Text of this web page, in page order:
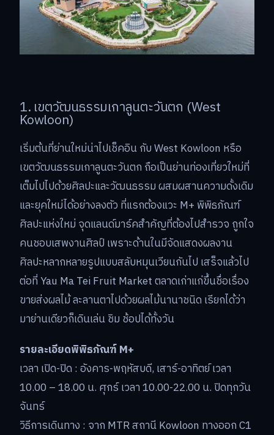
1. เขตวัฒนธรรมเกาลูนตะวันตก (West
Kowloon)
เริ่มต้นที่ย่านใหม่น่าไปเช็คอิน กับ West Kowloon หรือ
เขตวัฒนธรรมเกาลูนตะวันตก ถือเป็นย่านท่องเที่ยวใหม่ที่
เต็มไปไปด้วยศิลปะและวัฒนธรรม ผสมผสานความดั้งเดิม
และยุคใหม่ได้อย่างลงตัว ที่แรกต้องแวะ M+ พิพิธภัณฑ์
ศิลปะแห่งใหม่ จุดแลนด์มาร์คสำคัญที่ต้องไปสำรวจ ถูกใจ
คนชอบเสพงานศิลป์ เพราะด้านในมีจัดแสดงผลงาน
ศิลปะหลากหลายรูปแบบสลับหมุนเวียนกันไป เสร็จแล้วไป
ต่อที่ Yau Ma Tei Fruit Market ตลาดเก่าแก่ขึ้นชื่อเรื่อง
ขายส่งผลไม้ ละลานตาไปด้วยผลไม้นานาชนิด เรียกได้ว่า
มาย่านเดียวก็เดินเล่น ชิม ช้อปได้ทั้งวัน
รายละเอียดพิพิธภัณฑ์ M+
เวลา เปิด-ปิด : อังคาร-พฤหัสบดี, เสาร์-อาทิตย์ เวลา
10.00 – 18.00 น. ศุกร์ เวลา 10.00-22.00 น. ปิดทุกวัน
จันทร์
วิธีการเดินทาง : จาก MTR สถานี Kowloon ทางออก C1